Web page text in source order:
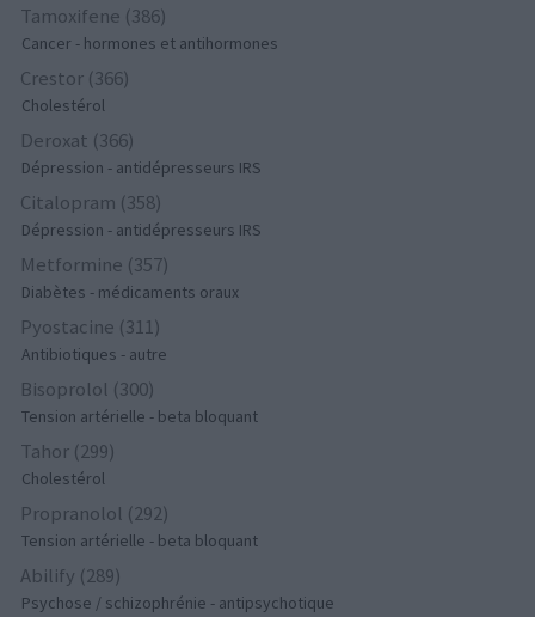
Tamoxifene (386)
Cancer - hormones et antihormones
Crestor (366)
Cholestérol
Deroxat (366)
Dépression - antidépresseurs IRS
Citalopram (358)
Dépression - antidépresseurs IRS
Metformine (357)
Diabètes - médicaments oraux
Pyostacine (311)
Antibiotiques - autre
Bisoprolol (300)
Tension artérielle - beta bloquant
Tahor (299)
Cholestérol
Propranolol (292)
Tension artérielle - beta bloquant
Abilify (289)
Psychose / schizophrénie - antipsychotique